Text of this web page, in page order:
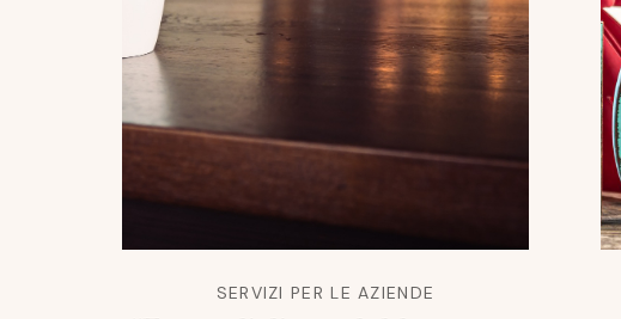
SERVIZI PER LE AZIENDE